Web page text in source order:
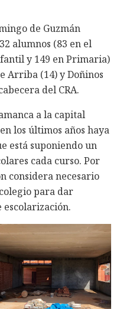
de Guzmán
alumnos (83 en el
y 149 en Primaria)
Arriba (14) y Doñinos
del CRA.
a la capital
los últimos años haya
está suponiendo un
cada curso. Por
considera necesario
para dar
escolarización.